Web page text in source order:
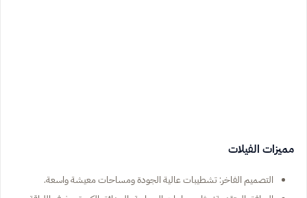
مميزات الفيلات
التصميم الفاخر: تشطيبات عالية الجودة ومساحات معيشة واسعة.